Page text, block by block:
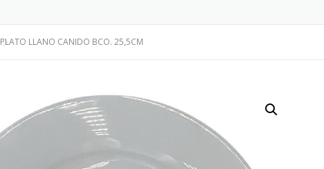
PLATO LLANO CANIDO BCO. 25,5CM